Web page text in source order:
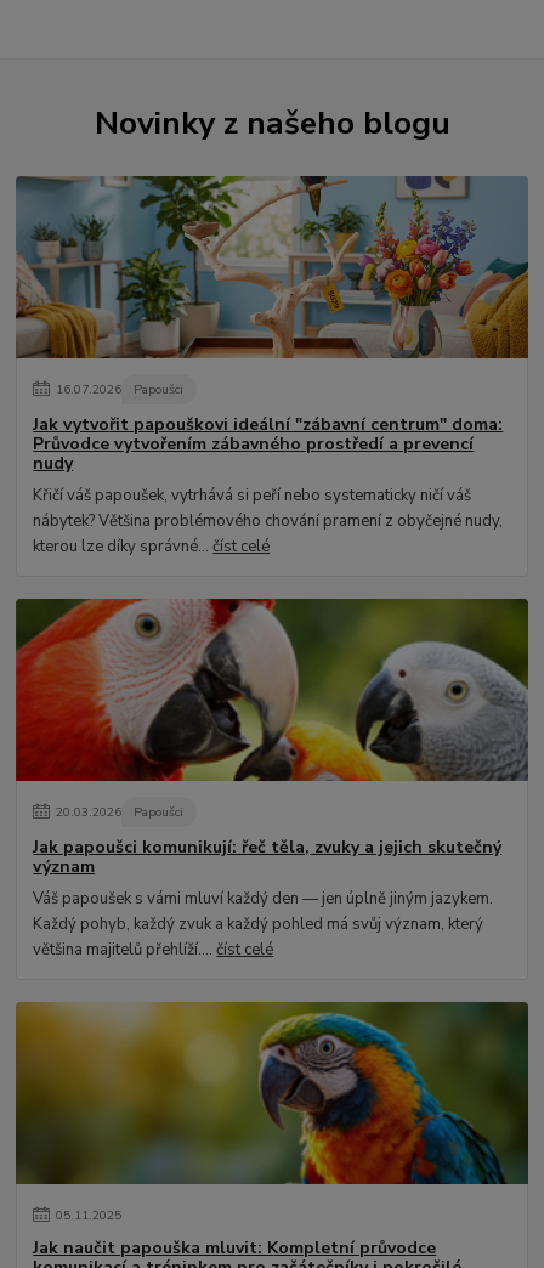
Novinky z našeho blogu
16.07.2026 Papoušci
Jak vytvořit papouškovi ideální "zábavní centrum" doma:
Průvodce vytvořením zábavného prostředí a prevencí
nudy
Křičí váš papoušek, vytrhává si peří nebo systematicky ničí váš
nábytek? Většina problémového chování pramení z obyčejné nudy,
kterou lze díky správné...číst celé
20.03.2026 Papoušci
Jak papoušci komunikují: řeč těla, zvuky a jejich skutečný
význam
Váš papoušek s vámi mluví každý den — jen úplně jiným jazykem.
Každý pohyb, každý zvuk a každý pohled má svůj význam, který
většina majitelů přehlíží....číst celé
05.11.2025
Jak naučit papouška mluvit: Kompletní průvodce